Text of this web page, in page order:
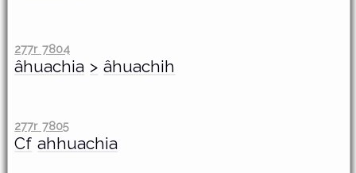
277r 7804
âhuachia > âhuachih
277r 7805
Cf ahhuachia